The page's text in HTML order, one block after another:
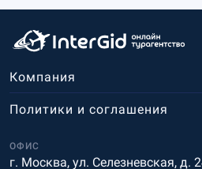
Компания
ОФИС
г. Москва, ул. Селезневская, д.
Политики и соглашения